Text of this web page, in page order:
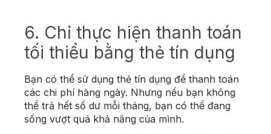
6. Chỉ thực hiện thanh toán
tối thiểu bằng thẻ tín dụng
Bạn có thể sử dụng thẻ tín dụng để thanh toán
các chi phí hàng ngày. Nhưng nếu bạn không
thể trả hết số dư mỗi tháng, bạn có thể đang
sống vượt quá khả năng của mình.